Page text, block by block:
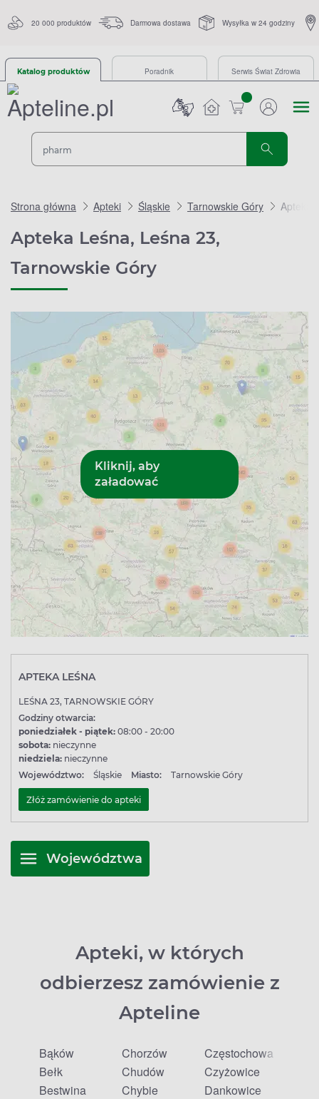
20 000 produktów Darmowa dostawa Wysyłka w 24 godziny
Katalog produktów Poradnik Serwis Świat Zdrowia
sztuk
Strona główna Apteki Śląskie Tarnowskie Góry Apteka
Apteka Leśna, Leśna 23,
Tarnowskie Góry
APTEKA LEŚNA
LEŚNA 23, TARNOWSKIE GÓRY
Godziny otwarcia:
poniedziałek - piątek: 08:00 - 20:00
sobota: nieczynne
niedziela: nieczynne
Województwo:
Śląskie Miasto: Tarnowskie Góry
Złóż zamówienie do apteki
Województwa
Apteki, w których
odbierzesz zamówienie z
Apteline
Bąków
Bełk
Bestwina
Chorzów
Chudów
Chybie
Częstochowa
Czyżowice
Dankowice